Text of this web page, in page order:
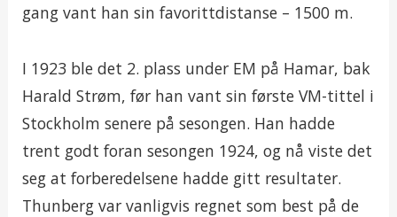
gang vant han sin favorittdistanse – 1500 m.
I 1923 ble det 2. plass under EM på Hamar, bak
Harald Strøm, før han vant sin første VM-tittel i
Stockholm senere på sesongen. Han hadde
trent godt foran sesongen 1924, og nå viste det
seg at forberedelsene hadde gitt resultater.
Thunberg var vanligvis regnet som best på de